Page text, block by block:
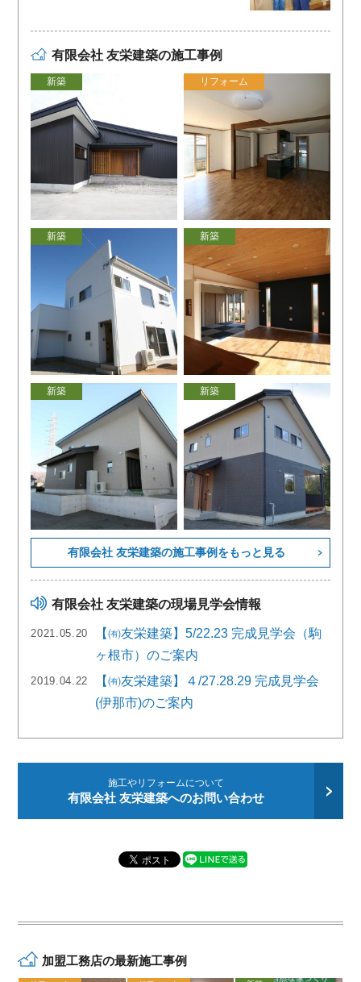
有限会社 友栄建築の施工事例
新築 リフォーム
新築 新築
新築 新築
有限会社 友栄建築の施工事例をもっと見る
有限会社 友栄建築の現場見学会情報
2021.05.20
【㈲友栄建築】5/22.23 完成見学会（駒
ヶ根市）のご案内
2019.04.22
【㈲友栄建築】４/27.28.29 完成見学会
(伊那市)のご案内
施工やリフォームについて
有限会社 友栄建築へのお問い合わせ
加盟工務店の最新施工事例